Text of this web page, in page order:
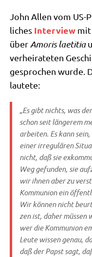
John Allen vom US-
li­ches Inter­view mit
über Amo­ris lae­ti­tia
ver­hei­ra­te­ten
gespro­chen wur­de.
lautete:
„Es gibt nichts, was
schon seit län­ge­rem
arbei­ten. Es kann
einer irre­gu­lä­ren
nicht, daß sie
Weg gefun­den, sie
wir ihnen aber zu
Kom­mu­ni­on ein
Wir kön­nen nicht
zen ist, daher müs­sen
wer die Kom­mu­ni­on
Leu­te wis­sen genau,
daß der Papst sagt,